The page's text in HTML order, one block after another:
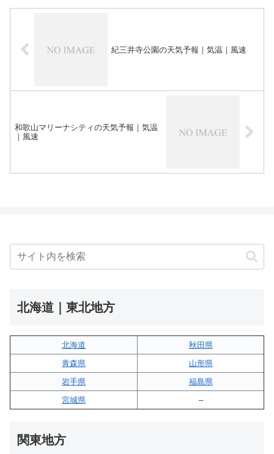
紀三井寺公園の天気予報｜気温｜風速
和歌山マリーナシティの天気予報｜気温
｜風速
北海道｜東北地方
北海道
秋田県
青森県
山形県
岩手県
福島県
宮城県
–
関東地方